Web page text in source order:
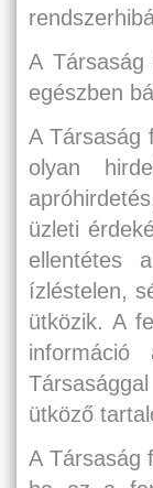
A
egészben
A Társaság
olyan
üzleti
ellentétes
ízléstelen,
ütközik. A
ütköző
A Társaság